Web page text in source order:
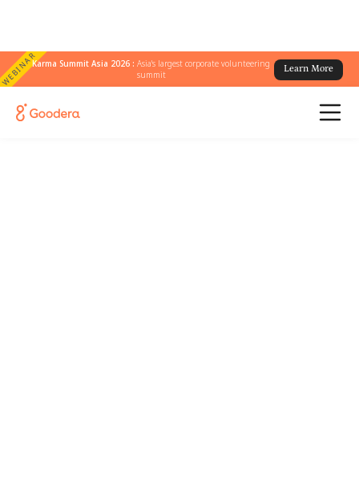
WEBINARKarma Summit Asia 2026 :Asia's largest corporate volunteering
summit
Learn More